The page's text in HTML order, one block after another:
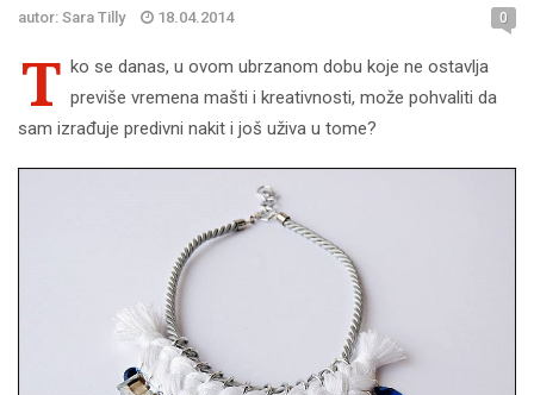
autor: Sara Tilly 18.04.2014 0
T ko se danas, u ovom ubrzanom dobu koje ne ostavlja
previše vremena mašti i kreativnosti, može pohvaliti da
sam izrađuje predivni nakit i još uživa u tome?